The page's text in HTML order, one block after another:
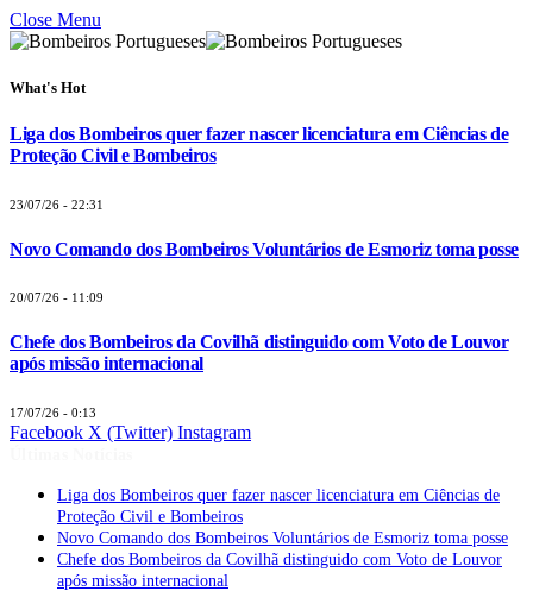
Close Menu
What's Hot
Liga dos Bombeiros quer fazer nascer licenciatura em Ciências de
Proteção Civil e Bombeiros
23/07/26 - 22:31
Novo Comando dos Bombeiros Voluntários de Esmoriz toma posse
20/07/26 - 11:09
Chefe dos Bombeiros da Covilhã distinguido com Voto de Louvor
após missão internacional
17/07/26 - 0:13
Facebook X (Twitter) Instagram
Liga dos Bombeiros quer fazer nascer licenciatura em Ciências de
Proteção Civil e Bombeiros
Novo Comando dos Bombeiros Voluntários de Esmoriz toma posse
Chefe dos Bombeiros da Covilhã distinguido com Voto de Louvor
após missão internacional